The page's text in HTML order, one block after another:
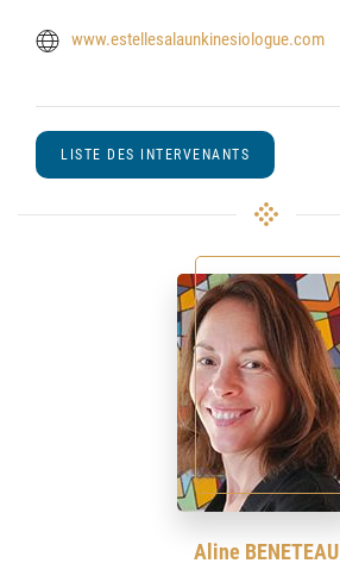
www.estellesalaunkinesiologue.com
LISTE DES INTERVENANTS
Aline BENETEAU